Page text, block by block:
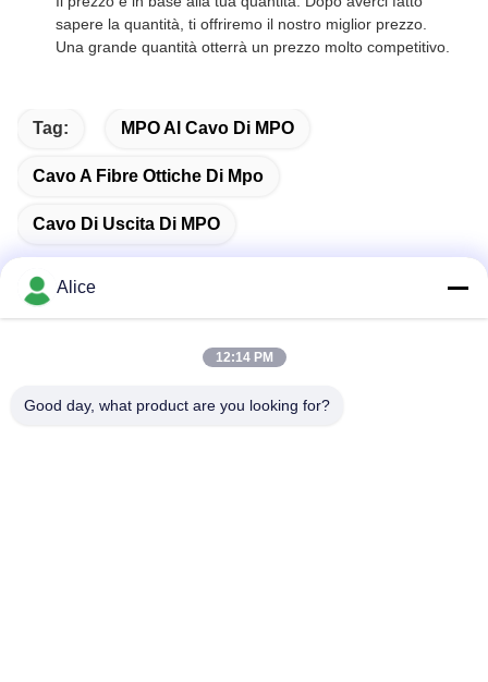
sapere la quantità, ti offriremo il nostro miglior prezzo.
Una grande quantità otterrà un prezzo molto competitivo.
Tag: MPO Al Cavo Di MPO
Cavo A Fibre Ottiche Di Mpo
Cavo Di Uscita Di MPO
Indirizzo
Alice
12:14 PM
Good day, what product are you looking for?